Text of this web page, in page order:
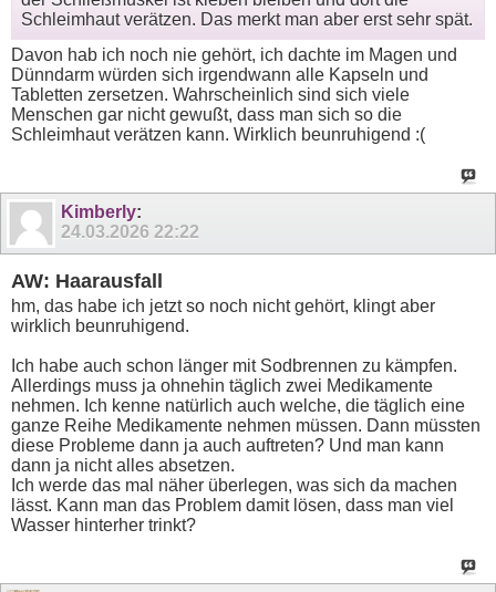
Schleimhaut verätzen. Das merkt man aber erst sehr spät.
Davon hab ich noch nie gehört, ich dachte im Magen und
Dünndarm würden sich irgendwann alle Kapseln und
Tabletten zersetzen. Wahrscheinlich sind sich viele
Menschen gar nicht gewußt, dass man sich so die
Schleimhaut verätzen kann. Wirklich beunruhigend :(
Kimberly:
24.03.2026 22:22
AW: Haarausfall
hm, das habe ich jetzt so noch nicht gehört, klingt aber
wirklich beunruhigend.
Ich habe auch schon länger mit Sodbrennen zu kämpfen.
Allerdings muss ja ohnehin täglich zwei Medikamente
nehmen. Ich kenne natürlich auch welche, die täglich eine
ganze Reihe Medikamente nehmen müssen. Dann müssten
diese Probleme dann ja auch auftreten? Und man kann
dann ja nicht alles absetzen.
Ich werde das mal näher überlegen, was sich da machen
lässt. Kann man das Problem damit lösen, dass man viel
Wasser hinterher trinkt?